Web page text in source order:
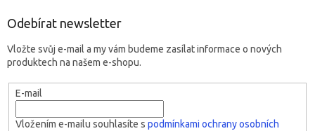
Odebírat newsletter
Vložte svůj e-mail a my vám budeme zasílat informace o nových
produktech na našem e-shopu.
E-mail
Vložením e-mailu souhlasíte s podmínkami ochrany osobních